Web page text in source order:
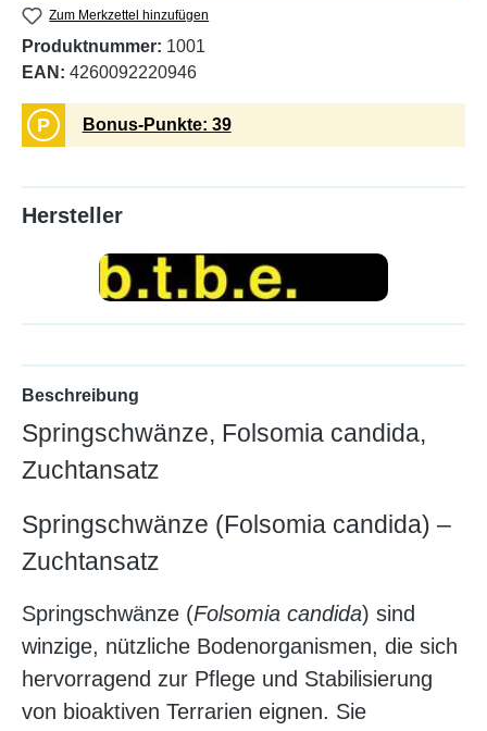
Zum Merkzettel hinzufügen
Produktnummer: 1001
EAN: 4260092220946
P Bonus-Punkte: 39
Hersteller
Beschreibung
Springschwänze, Folsomia candida,
Zuchtansatz
Springschwänze (Folsomia candida) –
Zuchtansatz
Springschwänze (Folsomia candida) sind
winzige, nützliche Bodenorganismen, die sich
hervorragend zur Pflege und Stabilisierung
von bioaktiven Terrarien eignen. Sie